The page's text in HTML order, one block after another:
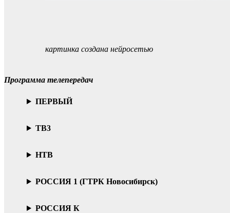
картинка создана нейросетью
Программа телепередач
ПЕРВЫЙ
ТВ3
НТВ
РОССИЯ 1 (ГТРК Новосибирск)
РОССИЯ К